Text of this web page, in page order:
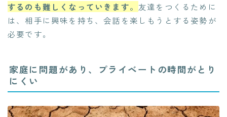
するのも難しくなっていきます。 友達をつくるために
は、相手に興味を持ち、会話を楽しもうとする姿勢が
必要です。
家庭に問題があり、プライベートの時間がとり
にくい